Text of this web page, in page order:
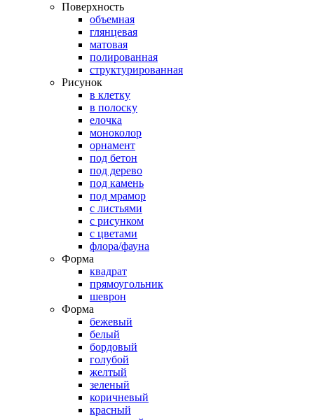
Поверхность
объемная
глянцевая
матовая
полированная
структурированная
Рисунок
в клетку
в полоску
елочка
моноколор
орнамент
под бетон
под дерево
под камень
под мрамор
с листьями
с рисунком
с цветами
флора/фауна
Форма
квадрат
прямоугольник
шеврон
Форма
бежевый
белый
бордовый
голубой
желтый
зеленый
коричневый
красный